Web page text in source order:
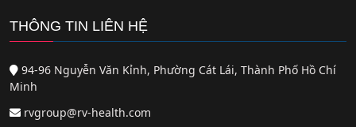
THÔNG TIN LIÊN HỆ
94-96 Nguyễn Văn Kỉnh, Phường Cát Lái, Thành Phố Hồ Chí
Minh
rvgroup@rv-health.com